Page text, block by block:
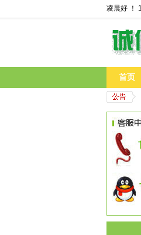
凌晨好 ！
首页
母亲节鲜花开始预定,现在预